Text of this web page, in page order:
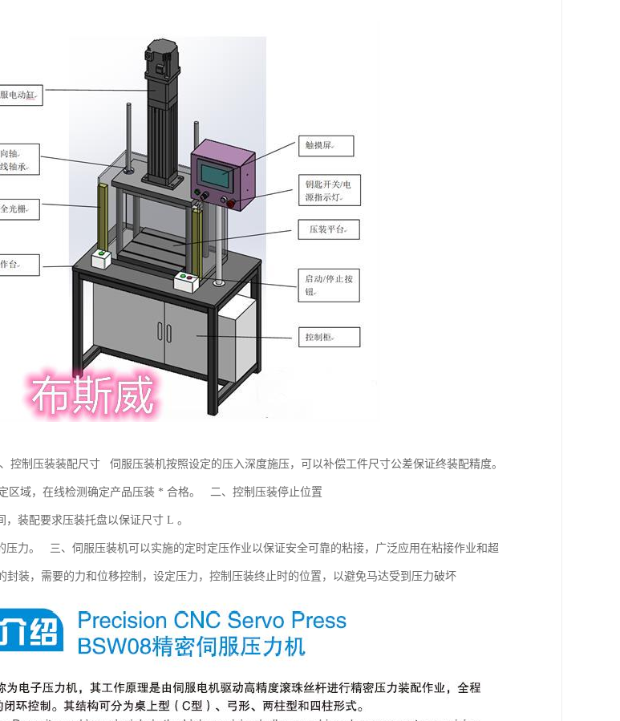
控制压装装配尺寸 伺服压装机按照设定的压入深度施压，可以补偿工件尺寸公差保证终装配精度。
区域，在线检测确定产品压装 * 合格。 二、控制压装停止位置
装配要求压装托盘以保证尺寸 L 。
压力。 三、伺服压装机可以实施的定时定压作业以保证安全可靠的粘接，广泛应用在粘接作业和超
装，需要的力和位移控制，设定压力，控制压装终止时的位置，以避免马达受到压力破坏